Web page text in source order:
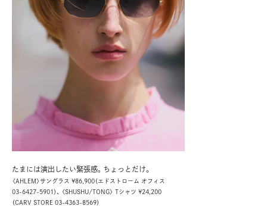
たまには演出したい緊張感。ちょっとだけ。
〈AHLEM〉サングラス ¥86,900（エドストローム オフィス
03-6427-5901）、
〈SHUSHU/TONG〉 Tシャツ ¥24,200
（CARV STORE 03-4363-8569）